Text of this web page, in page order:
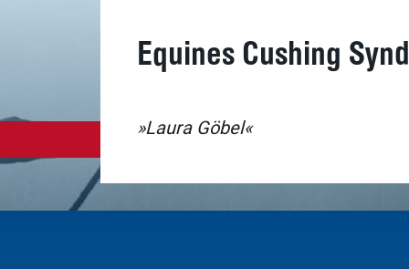
Equines Cushing
»Laura Göbel«